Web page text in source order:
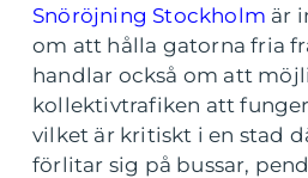
Snöröjning Stockholm är
om att hålla gatorna fria
handlar också om att
kollektivtrafiken att
vilket är kritiskt i en stad
förlitar sig på bussar,